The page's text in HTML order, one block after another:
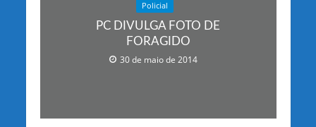
Policial
PC DIVULGA FOTO DE
FORAGIDO
30 de maio de 2014